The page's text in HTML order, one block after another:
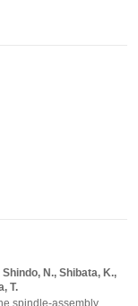
N., Shibata, K.,
T.
spindle-assembly